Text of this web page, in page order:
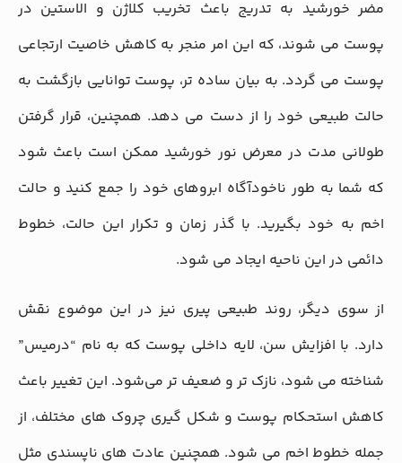
مضر خورشید به تدریج باعث تخریب کلاژن و الاستین در
پوست می‌ شوند، که این امر منجر به کاهش خاصیت ارتجاعی
پوست می‌ گردد. به بیان ساده‌ تر، پوست توانایی بازگشت به
حالت طبیعی خود را از دست می‌ دهد. همچنین، قرار گرفتن
طولانی‌ مدت در معرض نور خورشید ممکن است باعث شود
که شما به طور ناخودآگاه ابروهای خود را جمع کنید و حالت
اخم به خود بگیرید. با گذر زمان و تکرار این حالت، خطوط
دائمی در این ناحیه ایجاد می‌ شود.
از سوی دیگر، روند طبیعی پیری نیز در این موضوع نقش
دارد. با افزایش سن، لایه داخلی پوست که به نام “درمیس”
شناخته می‌ شود، نازک‌ تر و ضعیف‌ تر می‌شود. این تغییر باعث
کاهش استحکام پوست و شکل‌ گیری چروک‌ های مختلف، از
جمله خطوط اخم می‌ شود. همچنین عادت‌ های ناپسندی مثل